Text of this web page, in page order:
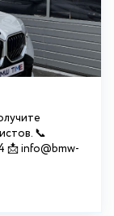
📞
📩 info@bmw-